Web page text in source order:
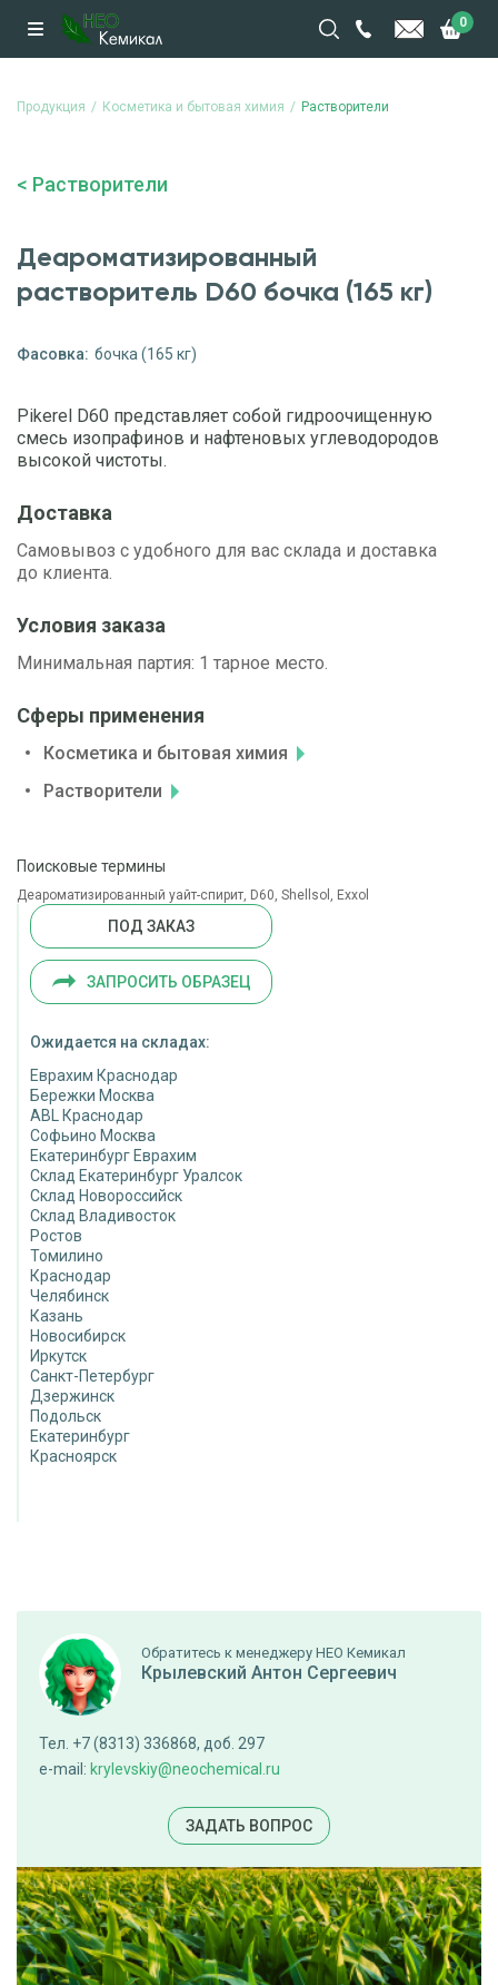
0
Продукция Косметика и бытовая химия Растворители
Растворители
Деароматизированный
растворитель D60 бочка (165 кг)
Фасовка: бочка (165 кг)
Pikerel D60 представляет собой гидроочищенную
смесь изопрафинов и нафтеновых углеводородов
высокой чистоты.
Доставка
Самовывоз с удобного для вас склада и доставка
до клиента.
Условия заказа
Минимальная партия: 1 тарное место.
Сферы применения
Косметика и бытовая химия
Растворители
Поисковые термины
Деароматизированный уайт-спирит, D60, Shellsol, Exxol
ПОД ЗАКАЗ
ЗАПРОСИТЬ ОБРАЗЕЦ
Ожидается на складах:
Еврахим Краснодар
Бережки Москва
ABL Краснодар
Софьино Москва
Екатеринбург Еврахим
Склад Екатеринбург Уралсок
Склад Новороссийск
Склад Владивосток
Ростов
Томилино
Краснодар
Челябинск
Казань
Новосибирск
Иркутск
Санкт-Петербург
Дзержинск
Подольск
Екатеринбург
Красноярск
Обратитесь к менеджеру НЕО Кемикал
Крылевский Антон Сергеевич
Тел. +7 (8313) 336868, доб. 297
e-mail: krylevskiy@neochemical.ru
ЗАДАТЬ ВОПРОС